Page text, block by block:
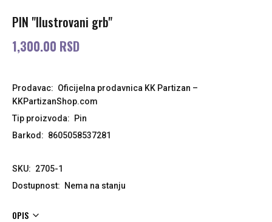
PIN "Ilustrovani grb"
1,300.00 RSD
Prodavac: Oficijelna prodavnica KK Partizan –
KKPartizanShop.com
Tip proizvoda:
Pin
Barkod: 8605058537281
SKU: 2705-1
Dostupnost:
Nema na stanju
OPIS